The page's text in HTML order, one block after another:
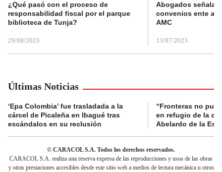
¿Qué pasó con el proceso de
responsabilidad fiscal por el parque
biblioteca de Tunja?
29/08/2023
Abogados
convenios ente
AMC
13/07/2023
Últimas Noticias
‘Epa Colombia’ fue trasladada a la
cárcel de Picaleña en Ibagué tras
escándalos en su reclusión
“Fronteras no
en refugio de la
Abelardo de la
© CARACOL S.A. Todos los derechos reservados.
CARACOL S.A. realiza una reserva expresa de las reproducciones y usos de las obras
y otras prestaciones accesibles desde este sitio web a medios de lectura mecánica u otros